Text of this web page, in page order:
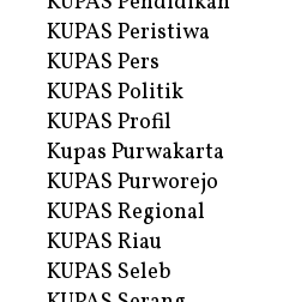
KUPAS Peristiwa
KUPAS Pers
KUPAS Politik
KUPAS Profil
Kupas Purwakarta
KUPAS Purworejo
KUPAS Regional
KUPAS Riau
KUPAS Seleb